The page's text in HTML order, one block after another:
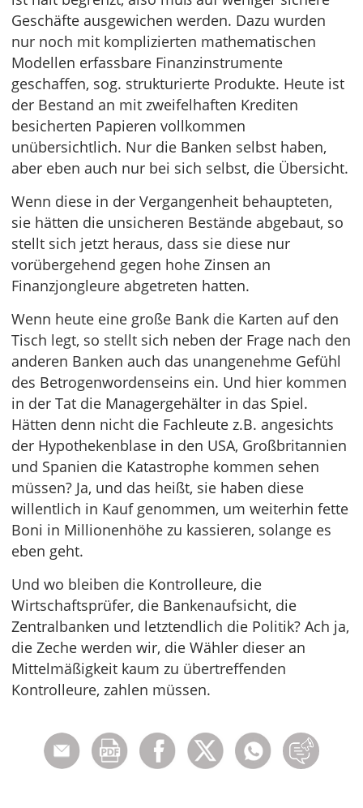
Geschäfte ausgewichen werden. Dazu wurden
nur noch mit komplizierten mathematischen
Modellen erfassbare Finanzinstrumente
geschaffen, sog. strukturierte Produkte. Heute ist
der Bestand an mit zweifelhaften Krediten
besicherten Papieren vollkommen
unübersichtlich. Nur die Banken selbst haben,
aber eben auch nur bei sich selbst, die Übersicht.
Wenn diese in der Vergangenheit behaupteten,
sie hätten die unsicheren Bestände abgebaut, so
stellt sich jetzt heraus, dass sie diese nur
vorübergehend gegen hohe Zinsen an
Finanzjongleure abgetreten hatten.
Wenn heute eine große Bank die Karten auf den
Tisch legt, so stellt sich neben der Frage nach den
anderen Banken auch das unangenehme Gefühl
des Betrogenwordenseins ein. Und hier kommen
in der Tat die Managergehälter in das Spiel.
Hätten denn nicht die Fachleute z.B. angesichts
der Hypothekenblase in den USA, Großbritannien
und Spanien die Katastrophe kommen sehen
müssen? Ja, und das heißt, sie haben diese
willentlich in Kauf genommen, um weiterhin fette
Boni in Millionenhöhe zu kassieren, solange es
eben geht.
Und wo bleiben die Kontrolleure, die
Wirtschaftsprüfer, die Bankenaufsicht, die
Zentralbanken und letztendlich die Politik? Ach ja,
die Zeche werden wir, die Wähler dieser an
Mittelmäßigkeit kaum zu übertreffenden
Kontrolleure, zahlen müssen.